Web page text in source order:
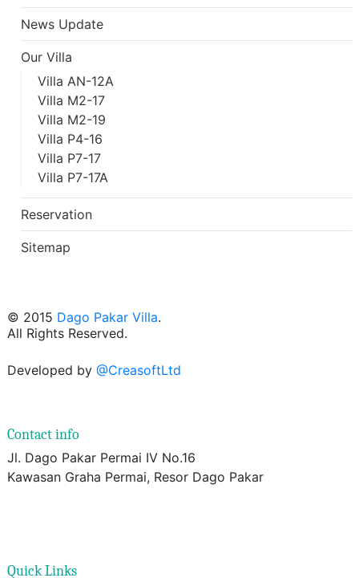
News Update
Our Villa
Villa AN-12A
Villa M2-17
Villa M2-19
Villa P4-16
Villa P7-17
Villa P7-17A
Reservation
Sitemap
© 2015 Dago Pakar Villa.
All Rights Reserved.
Developed by @CreasoftLtd
Contact info
Jl. Dago Pakar Permai IV No.16
Kawasan Graha Permai, Resor Dago Pakar
Quick Links